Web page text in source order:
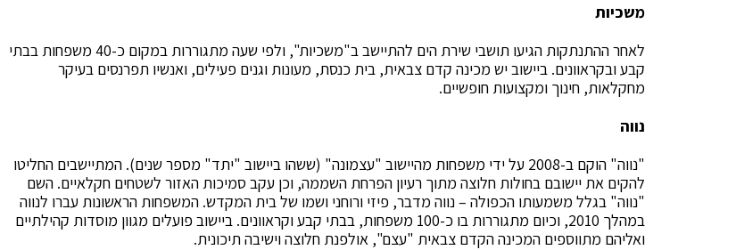
משכיות
לאחר ההתנתקות הגיעו תושבי שירת הים להתיישב ב"משכיות", ולפי שעה מתגוררות במקום כ-40 משפחות בבתי
קבע ובקראוונים. ביישוב יש מכינה קדם צבאית, בית כנסת, מעונות וגנים פעילים, ואנשיו תפרנסים בעיקר
מחקלאות, חינוך ומקצועות חופשיים.
נווה
"נווה" הוקם ב-2008 על ידי משפחות מהיישוב "עצמונה" (ששהו ביישוב "יתד" מספר שנים). המתיישבים החליטו
להקים את יישובם בחולות חלוצה מתוך רעיון הפרחת השממה, וכן עקב סמיכות האזור לשטחים חקלאיים. השם
"נווה" בגלל משמעותו הכפולה – נווה מדבר, פיזי ורוחני ושמו של בית המקדש. המשפחות הראשונות עברו לנווה
במהלך 2010, וכיום מתגוררות בו כ-100 משפחות, בבתי קבע וקראוונים. ביישוב פועלים מגוון מוסדות קהילתיים
ואליהם מתווספים המכינה הקדם צבאית "עצם", אולפנת חלוצה וישיבה תיכונית.